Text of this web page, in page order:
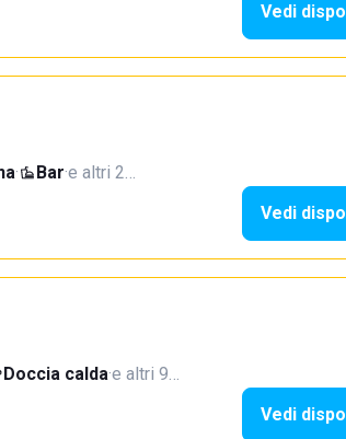
Vedi
· Bar·e altri 2…
Vedi
Doccia calda·e altri 9…
Vedi